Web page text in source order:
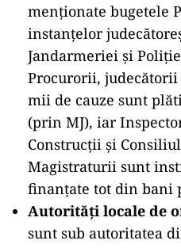
menționate bugetele
instanțelor
Jandarmeriei şi
Procurorii,
mii de cauze sunt
(prin MJ), iar
Construcții și
Magistraturii sunt
finanțate tot din bani
Autorități locale de
sunt sub autoritatea